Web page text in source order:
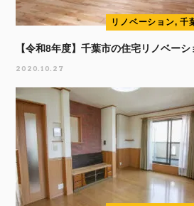
リノベーション, 千
【令和8年度】千葉市の住宅リノベー
2020.10.27